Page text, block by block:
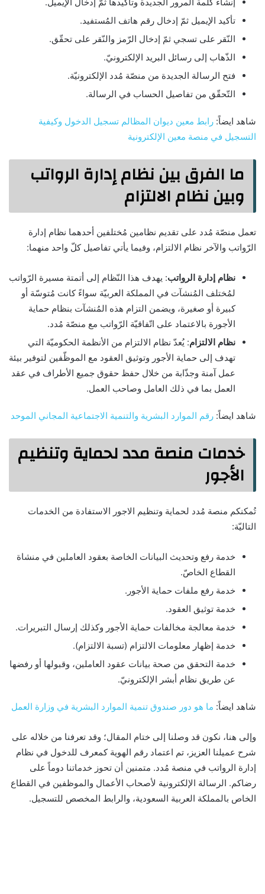
تأكيد الإيميل ثمّ إدخال رقم هاتف المُستفيد.
النّقر على تسجي ثمّ إدخال الرّمز والنّقر على تحقّق.
الذّهاب إلى رسائل البريد الإلكترونيّ.
فتح الرسالة الجديدة من منصّة مُدد الإلكترونيّة.
التّحقّق من تفاصيل الحساب في الرسالة.
شاهد ايضاً: رابط معين ديوان المظالم تسجيل الدخول وكيفية
التسجيل في منصة معين الإلكترونية
ما الفرق بين نظام إدارة الرواتب
وبين نظام الالتزام
تعمل منصّة مُدد على تقديم نظامين مُختلفين أحدهما نظام إدارة
الرّواتب والآخر نظام الالتزام، وفيما يأتي تفاصيل كلّ واحد منهما:
نظام إدارة الرواتب: يهدف هذا النّظام إلى أتمتة مسيرة الرّواتب
لمُختلف المُنشآت في المملكة العربيّة سواءً كانت مُتوسّة أو
كبيرة أو صغيرة، ويضمن التزام هذه المُنشآت بنظام حماية
الأجورة بالاعتماد على اتّفاقيّة الرّواتب مع منصّة مُدد.
نظام الالتزام: يُعدّ نظام الالتزام من الأنظمة الحكوميّة التي
تهدف إلى حماية الأجور وتوثيق العقود مع الموظّفين لتوفير بيئة
عمل آمنة وجذّابة من خلال حفظ حقوق جميع الأطراف في عقد
العمل بما في ذلك العامل وصاحب العمل.
شاهد ايضاً: رقم الموارد البشرية والتنمية الاجتماعية المجاني الموحد
خدمات منصة مدد لحماية وتنظيم
الأجور
تُمكنكم منصة مُدد لحماية وتنظيم الاجور الاستفادة من الخدمات
التاليّة:
خدمة رفع وتحديث البيانات الخاصة بعقود العاملين في منشاة
القطاع الخاصّ.
خدمة رفع ملفات حماية الأجور.
خدمة توثيق العقود.
خدمة معالجة مخالفات حماية الأجور وكذلك إرسال التبريرات.
خدمة إظهار معلومات الالتزام (تسبة الالتزام).
خدمة التحقق من صحة بيانات عقود العاملين، وقبولها أو رفضها
عن طريق نظام أبشر الإلكترونيّ.
شاهد ايضاً: ما هو دور صندوق تنمية الموارد البشرية في وزارة العمل
وإلى هنا، نكون قد وصلنا إلى ختام المقال؛ وقد تعرفنا من خلاله على
شرح عميلنا العزيز، تم اعتماد رقم الهوية كمعرف للدخول في نظام
إدارة الرواتب في منصة مُدد. متمنين أن تحوز خدماتنا دوماً على
رضاكم. الرسالة الإلكترونية لأصحاب الأعمال والموظفين في القطاع
الخاص بالمملكة العربية السعودية، والرابط المخصص للتسجيل.